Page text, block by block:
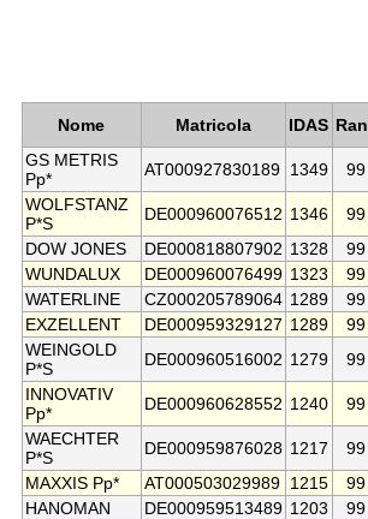
Nome Matricola IDAS
GS METRIS
Pp*
AT000927830189 1349 99
WOLFSTANZ
P*S
DE000960076512 1346 99
DOW JONES
DE000818807902 1328 99
WUNDALUX
DE000960076499 1323 99
WATERLINE
CZ000205789064 1289 99
EXZELLENT
DE000959329127 1289 99
WEINGOLD
P*S
DE000960516002 1279 99
INNOVATIV
Pp*
DE000960628552 1240 99
WAECHTER
P*S
DE000959876028 1217 99
MAXXIS Pp*
AT000503029989 1215 99
HANOMAN
DE000959513489 1203 99